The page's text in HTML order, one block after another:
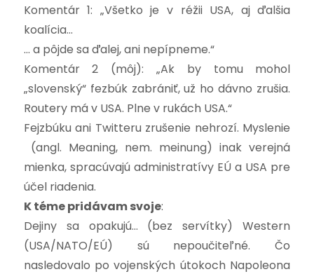
Komentár 1: „Všetko je v réžii USA, aj ďalšia
koalícia…
… a pôjde sa ďalej, ani nepípneme.“
Komentár 2 (môj): „Ak by tomu mohol
„slovenský“ fezbúk zabrániť, už ho dávno zrušia.
Routery má v USA. Plne v rukách USA.“
Fejzbúku ani Twitteru zrušenie nehrozí. Myslenie
(angl. Meaning, nem. meinung) inak verejná
mienka, spracúvajú administratívy EÚ a USA pre
účel riadenia.
K téme pridávam svoje:
Dejiny sa opakujú… (bez servítky) Western
(USA/NATO/EÚ) sú nepoučiteľné. Čo
nasledovalo po vojenských útokoch Napoleona